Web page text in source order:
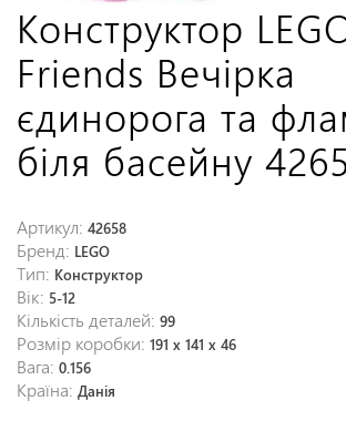
Конструктор
Friends Вечірка
єдинорога та
біля басейну
Артикул: 42658
Бренд: LEGO
Тип: Конструктор
Вік: 5-12
Кількість деталей: 99
Розмір коробки: 191 x 141 x 46
Вага: 0.156
Країна: Данія